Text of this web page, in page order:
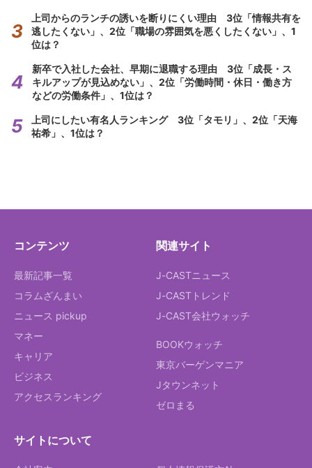
上司からのランチの誘いを断りにくい理由 3位「情報共有を
逃したくない」、2位「職場の雰囲気を悪くしたくない」、1
位は？
新卒で入社した会社、早期に退職する理由 3位「成長・ス
キルアップが見込めない」、2位「労働時間・休日・働き方
などの労働条件」、1位は？
上司にしたい有名人ランキング 3位「タモリ」、2位「天海
祐希」、1位は？
コンテンツ
最新記事一覧
コラムざんまい
ニュース pickup
マネー
キャリア
ビジネス
アクセスランキング
関連サイト
J-CASTニュース
J-CASTトレンド
J-CAST会社ウォッチ
BOOKウォッチ
東京バーゲンマニア
Jタウンネット
ゼロまる
サイトについて